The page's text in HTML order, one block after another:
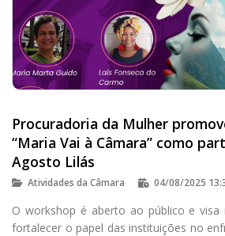
Procuradoria da Mulher
“Maria Vai à Câmara” como
Agosto Lilás
Atividades da Câmara 04/08/2025
O workshop é aberto ao público e visa
fortalecer o papel das instituições no